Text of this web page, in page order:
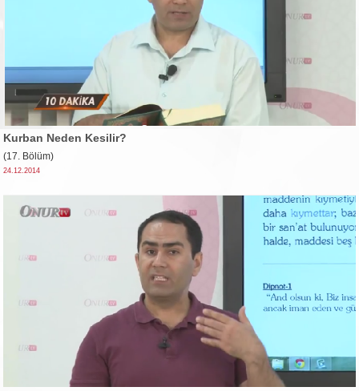
Kurban Neden Kesilir?
(17. Bölüm)
24.12.2014